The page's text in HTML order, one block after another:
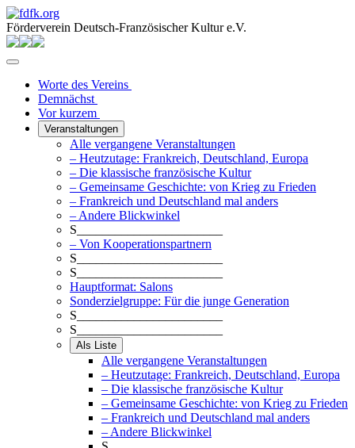
Förderverein Deutsch-Französischer Kultur e.V.
Worte des Vereins
Demnächst
Vor kurzem
Veranstaltungen
Alle vergangene Veranstaltungen
– Heutzutage: Frankreich, Deutschland, Europa
– Die klassische französische Kultur
– Gemeinsame Geschichte: von Krieg zu Frieden
– Frankreich und Deutschland mal anders
– Andere Blickwinkel
S_______________________
– Von Kooperationspartnern
S_______________________
S_______________________
Hauptformat: Salons
Sonderzielgruppe: Für die junge Generation
S_______________________
S_______________________
Als Liste
Alle vergangene Veranstaltungen
– Heutzutage: Frankreich, Deutschland, Europa
– Die klassische französische Kultur
– Gemeinsame Geschichte: von Krieg zu Frieden
– Frankreich und Deutschland mal anders
– Andere Blickwinkel